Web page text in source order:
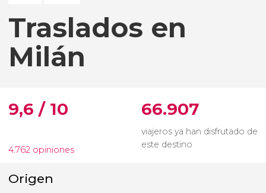
Traslados en
Milán
9,6 / 10
4.762 opiniones
66.907
viajeros ya han disfrutado de
este destino
Origen